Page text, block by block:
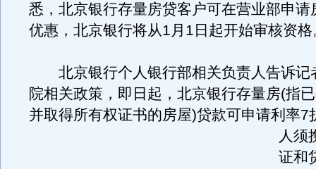
悉，北京银行存量房贷客户可在营业部申请
优惠，北京银行将从1月1日起开始审核资格
北京银行个人银行部相关负责人告诉记
院相关政策，即日起，北京银行存量房(指
并取得所有权证书的房屋)贷款可申请利率7
人须
证和